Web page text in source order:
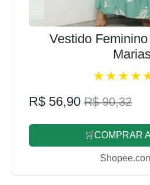
Vestido
R$ 56,90 R$ 90,32
🛒COMPRAR